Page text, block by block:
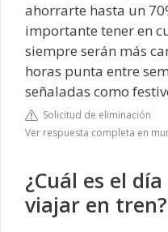
ahorrarte hasta un
importante tener en
siempre serán más
horas punta entre
señaladas como
Solicitud de eliminación
Ver respuesta completa en
¿Cuál es el
viajar en tren?